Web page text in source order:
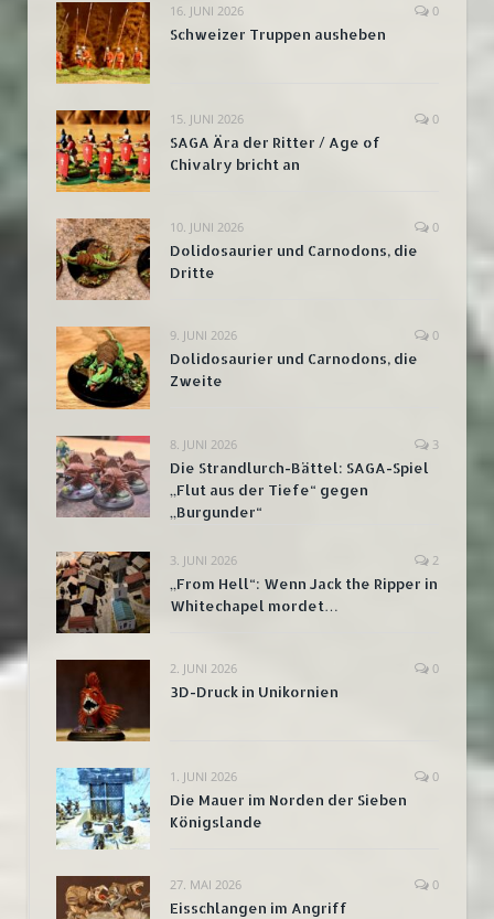
16. JUNI 2026 0
Schweizer Truppen ausheben
15. JUNI 2026 0
SAGA Ära der Ritter / Age of
Chivalry bricht an
10. JUNI 2026 0
Dolidosaurier und Carnodons, die
Dritte
9. JUNI 2026 0
Dolidosaurier und Carnodons, die
Zweite
8. JUNI 2026 3
Die Strandlurch-Bättel: SAGA-Spiel
„Flut aus der Tiefe“ gegen
„Burgunder“
3. JUNI 2026 2
„From Hell“: Wenn Jack the Ripper in
Whitechapel mordet…
2. JUNI 2026 0
3D-Druck in Unikornien
1. JUNI 2026 0
Die Mauer im Norden der Sieben
Königslande
27. MAI 2026 0
Eisschlangen im Angriff